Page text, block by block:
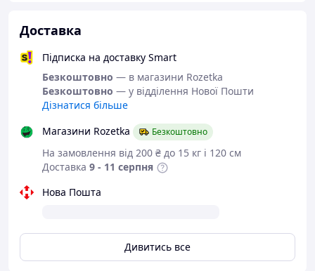
Доставка
Підписка на доставку Smart
Безкоштовно — в магазини Rozetka
Безкоштовно — у відділення Нової Пошти
Дізнатися більше
Магазини Rozetka
Безкоштовно
На замовлення від 200 ₴ до 15 кг і 120 см
Доставка 9 - 11 серпня
Нова Пошта
Дивитись все